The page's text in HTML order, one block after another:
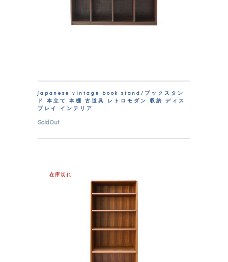
japanese vintage book stand/ブックスタン
ド 本立て 本棚 古道具 レトロモダン 収納 ディス
プレイ インテリア
SoldOut
在庫切れ